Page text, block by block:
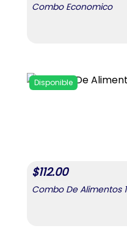
Combo Economico
Disponible
$112.00
Combo De Alimentos 1